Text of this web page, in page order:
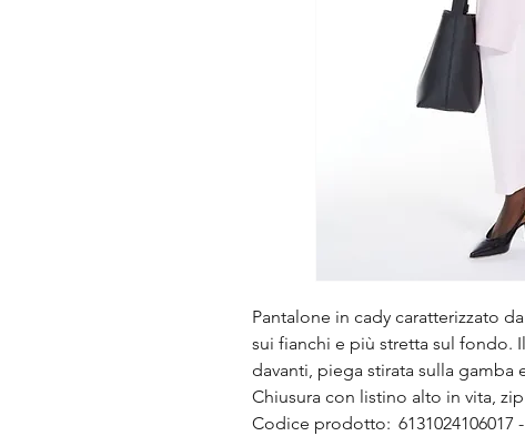
Pantalone in cady caratterizzato
sui fianchi e più stretta sul fondo.
davanti, piega stirata sulla gamba
Chiusura con listino alto in vita,
Codice prodotto: 6131024106017 -